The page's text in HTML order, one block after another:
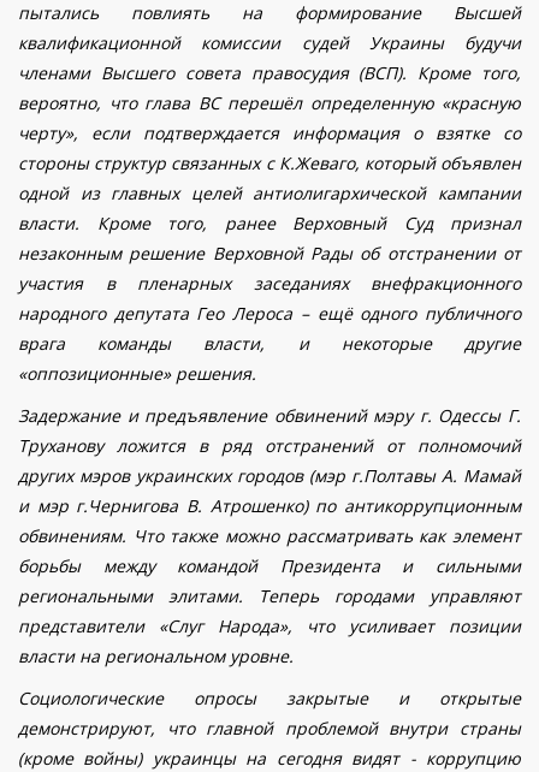
пытались повлиять на формирование Высшей
квалификационной комиссии судей Украины будучи
членами Высшего совета правосудия (ВСП). Кроме того,
вероятно, что глава ВС перешёл определенную «красную
черту», если подтверждается информация о взятке со
стороны структур связанных с К.Жеваго, который объявлен
одной из главных целей антиолигархической кампании
власти. Кроме того, ранее Верховный Суд признал
незаконным решение Верховной Рады об отстранении от
участия в пленарных заседаниях внефракционного
народного депутата Гео Лероса – ещё одного публичного
врага команды власти, и некоторые другие
«оппозиционные» решения.
Задержание и предъявление обвинений мэру г. Одессы Г.
Труханову ложится в ряд отстранений от полномочий
других мэров украинских городов (мэр г.Полтавы А. Мамай
и мэр г.Чернигова В. Атрошенко) по антикоррупционным
обвинениям. Что также можно рассматривать как элемент
борьбы между командой Президента и сильными
региональными элитами. Теперь городами управляют
представители «Слуг Народа», что усиливает позиции
власти на региональном уровне.
Социологические опросы закрытые и открытые
демонстрируют, что главной проблемой внутри страны
(кроме войны) украинцы на сегодня видят - коррупцию